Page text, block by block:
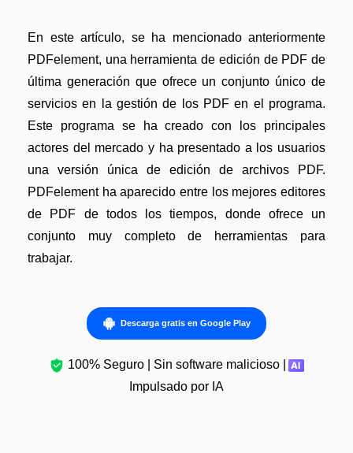
En este artículo, se ha mencionado anteriormente
PDFelement, una herramienta de edición de PDF de
última generación que ofrece un conjunto único de
servicios en la gestión de los PDF en el programa.
Este programa se ha creado con los principales
actores del mercado y ha presentado a los usuarios
una versión única de edición de archivos PDF.
PDFelement ha aparecido entre los mejores editores
de PDF de todos los tiempos, donde ofrece un
conjunto muy completo de herramientas para
trabajar.
Descarga gratis en Google Play
100% Seguro | Sin software malicioso |
Impulsado por IA